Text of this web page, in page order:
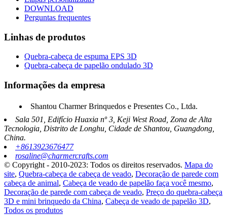
DOWNLOAD
Perguntas frequentes
Linhas de produtos
Quebra-cabeça de espuma EPS 3D
Quebra-cabeça de papelão ondulado 3D
Informações da empresa
Shantou Charmer Brinquedos e Presentes Co., Ltda.
Sala 501, Edifício Huaxia nº 3, Keji West Road, Zona de Alta
Tecnologia, Distrito de Longhu, Cidade de Shantou, Guangdong,
China.
+8613923676477
rosaline@charmercrafts.com
© Copyright - 2010-2023: Todos os direitos reservados. Mapa do
site, Quebra-cabeça de cabeça de veado, Decoração de parede com
cabeça de animal, Cabeça de veado de papelão faça você mesmo,
Decoração de parede com cabeça de veado, Preço do quebra-cabeça
3D e mini brinquedo da China, Cabeça de veado de papelão 3D,
Todos os produtos